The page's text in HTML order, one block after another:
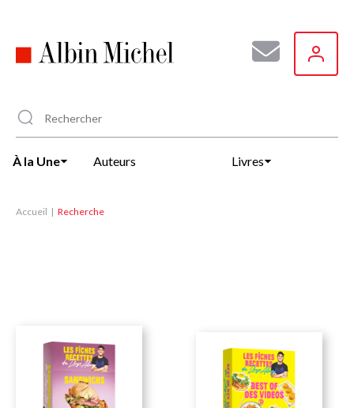
principal
À la Une Auteurs Livres
Accueil Recherche